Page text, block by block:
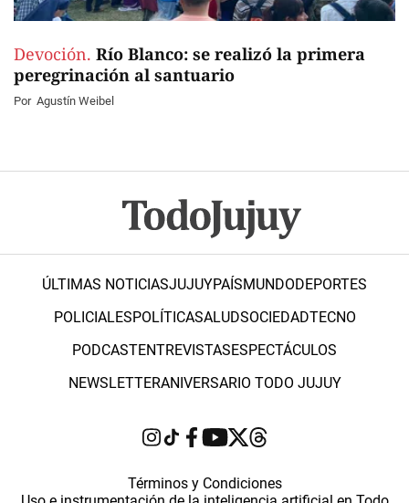
Devoción. Río Blanco: se realizó la primera
peregrinación al santuario
Por Agustín Weibel
ÚLTIMAS NOTICIASJUJUYPAÍSMUNDODEPORTES
POLICIALESPOLÍTICASALUDSOCIEDADTECNO
PODCASTENTREVISTASESPECTÁCULOS
NEWSLETTERANIVERSARIO TODO JUJUY
Términos y Condiciones